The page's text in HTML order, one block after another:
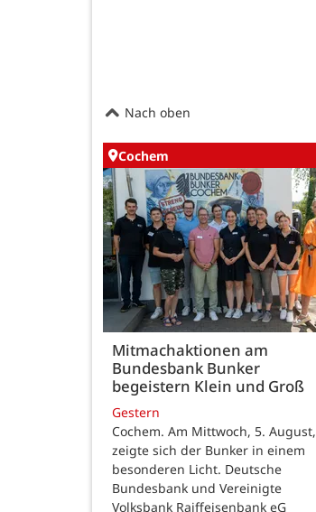
Nach oben
Cochem
Mitmachaktionen am
Bundesbank Bunker
begeistern Klein und Groß
Gestern
Cochem. Am Mittwoch, 5. August,
zeigte sich der Bunker in einem
besonderen Licht. Deutsche
Bundesbank und Vereinigte
Volksbank Raiffeisenbank eG